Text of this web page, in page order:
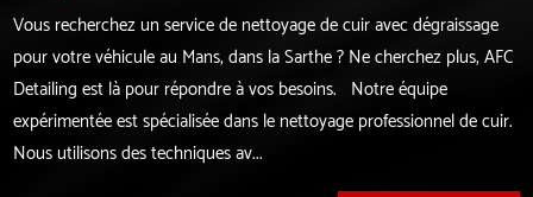
Vous recherchez un service de nettoyage de cuir avec dégraissage
pour votre véhicule au Mans, dans la Sarthe ? Ne cherchez plus, AFC
Detailing est là pour répondre à vos besoins. Notre équipe
expérimentée est spécialisée dans le nettoyage professionnel de cuir.
Nous utilisons des techniques av...